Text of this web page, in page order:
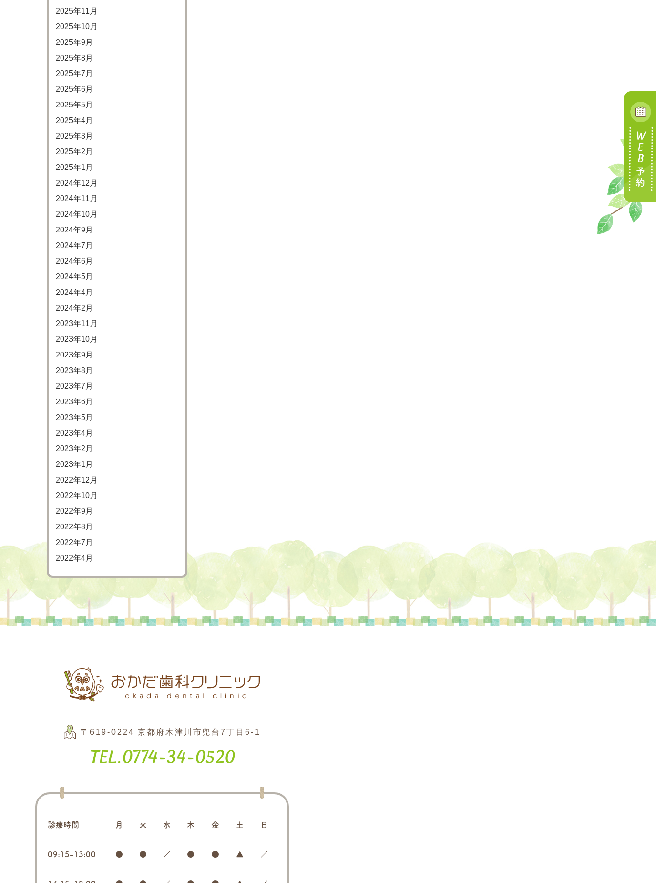
2025年11月
2025年10月
2025年9月
2025年8月
2025年7月
2025年6月
2025年5月
2025年4月
2025年3月
2025年2月
2025年1月
2024年12月
2024年11月
2024年10月
2024年9月
2024年7月
2024年6月
2024年5月
2024年4月
2024年2月
2023年11月
2023年10月
2023年9月
2023年8月
2023年7月
2023年6月
2023年5月
2023年4月
2023年2月
2023年1月
2022年12月
2022年10月
2022年9月
2022年8月
2022年7月
2022年4月
〒619-0224 京都府木津川市兜台7丁目6-1
Tel.0774-34-0520
診療時間 月 火 水 木 金 土 日
09:15-13:00 ● ● ／ ● ● ▲ ／